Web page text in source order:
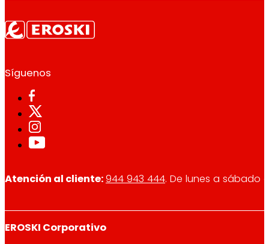
Síguenos
Atención al cliente:944 943 444. De lunes a sábado
EROSKI Corporativo